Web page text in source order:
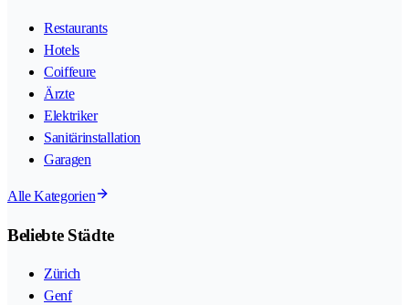
Restaurants
Hotels
Coiffeure
Ärzte
Elektriker
Sanitärinstallation
Garagen
Alle Kategorien
Beliebte Städte
Zürich
Genf